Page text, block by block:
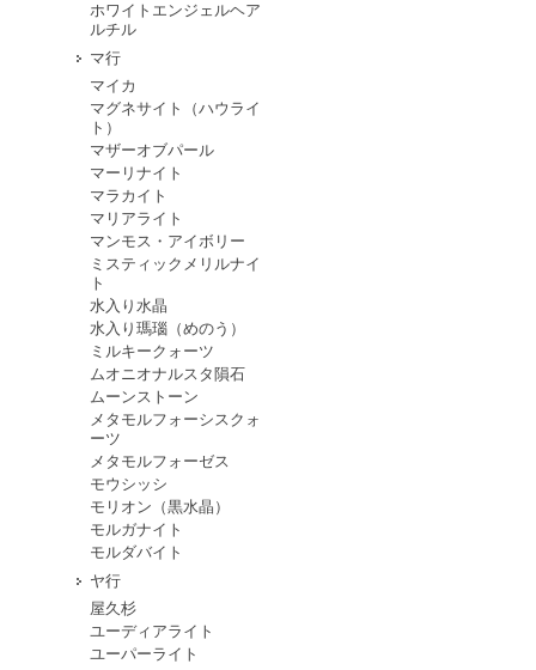
ホワイトエンジェルヘア
ルチル
マ行
マイカ
マグネサイト（ハウライ
ト）
マザーオブパール
マーリナイト
マラカイト
マリアライト
マンモス・アイボリー
ミスティックメリルナイ
ト
水入り水晶
水入り瑪瑙（めのう）
ミルキークォーツ
ムオニオナルスタ隕石
ムーンストーン
メタモルフォーシスクォ
ーツ
メタモルフォーゼス
モウシッシ
モリオン（黒水晶）
モルガナイト
モルダバイト
ヤ行
屋久杉
ユーディアライト
ユーパーライト